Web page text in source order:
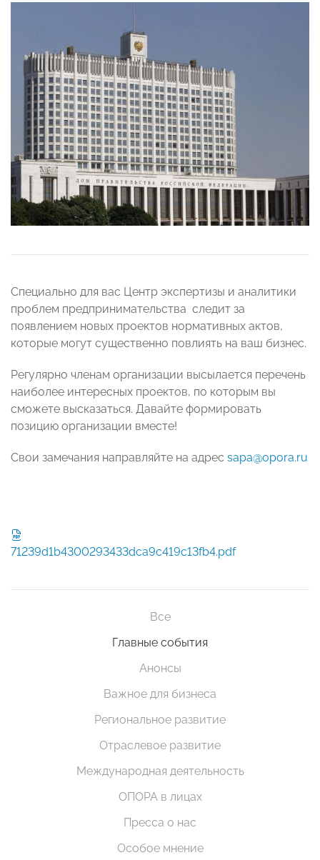
Специально для вас Центр экспертизы и аналитики
проблем предпринимательства следит за
появлением новых проектов нормативных актов,
которые могут существенно повлиять на ваш бизнес.
Регулярно членам организации высылается перечень
наиболее интересных проектов, по которым вы
сможете высказаться. Давайте формировать
позицию организации вместе!
Свои замечания направляйте на адрес sapa@opora.ru
71239d1b4300293433dca9c419c13fb4.pdf
Все
Главные события
Анонсы
Важное для бизнеса
Региональное развитие
Отраслевое развитие
Международная деятельность
ОПОРА в лицах
Пресса о нас
Особое мнение